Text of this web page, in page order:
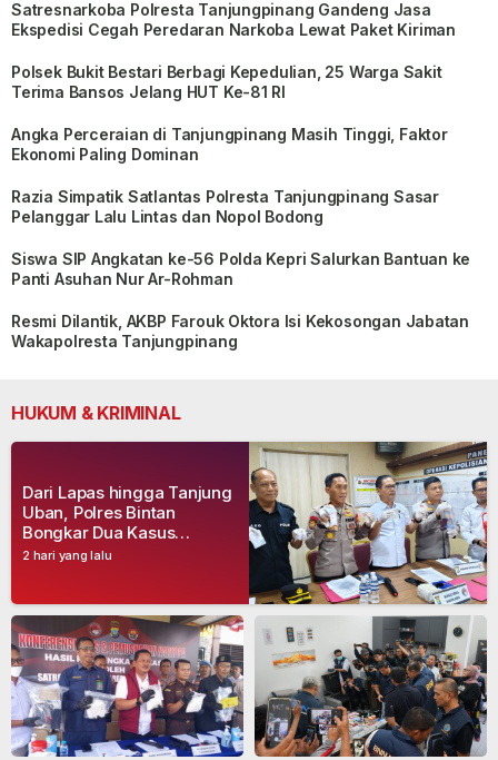
Satresnarkoba Polresta Tanjungpinang Gandeng Jasa
Ekspedisi Cegah Peredaran Narkoba Lewat Paket Kiriman
Polsek Bukit Bestari Berbagi Kepedulian, 25 Warga Sakit
Terima Bansos Jelang HUT Ke-81 RI
Angka Perceraian di Tanjungpinang Masih Tinggi, Faktor
Ekonomi Paling Dominan
Razia Simpatik Satlantas Polresta Tanjungpinang Sasar
Pelanggar Lalu Lintas dan Nopol Bodong
Siswa SIP Angkatan ke-56 Polda Kepri Salurkan Bantuan ke
Panti Asuhan Nur Ar-Rohman
Resmi Dilantik, AKBP Farouk Oktora Isi Kekosongan Jabatan
Wakapolresta Tanjungpinang
HUKUM & KRIMINAL
2 hari yang lalu
Dari Lapas hingga Tanjung
Uban, Polres Bintan
Bongkar Dua Kasus
Narkoba, Empat Tersangka